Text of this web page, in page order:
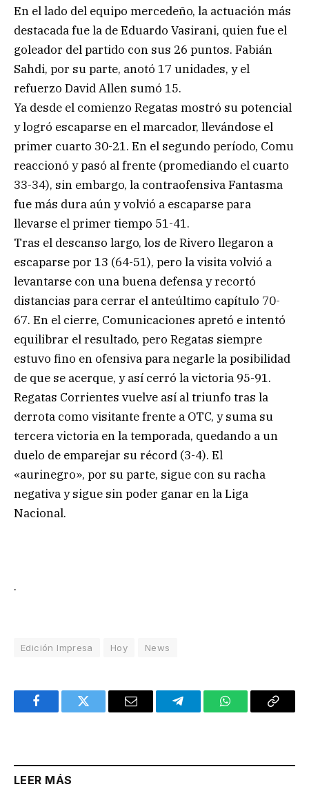
En el lado del equipo mercedeño, la actuación más
destacada fue la de Eduardo Vasirani, quien fue el
goleador del partido con sus 26 puntos. Fabián
Sahdi, por su parte, anotó 17 unidades, y el
refuerzo David Allen sumó 15.
Ya desde el comienzo Regatas mostró su potencial
y logró escaparse en el marcador, llevándose el
primer cuarto 30-21. En el segundo período, Comu
reaccionó y pasó al frente (promediando el cuarto
33-34), sin embargo, la contraofensiva Fantasma
fue más dura aún y volvió a escaparse para
llevarse el primer tiempo 51-41.
Tras el descanso largo, los de Rivero llegaron a
escaparse por 13 (64-51), pero la visita volvió a
levantarse con una buena defensa y recortó
distancias para cerrar el anteúltimo capítulo 70-
67. En el cierre, Comunicaciones apretó e intentó
equilibrar el resultado, pero Regatas siempre
estuvo fino en ofensiva para negarle la posibilidad
de que se acerque, y así cerró la victoria 95-91.
Regatas Corrientes vuelve así al triunfo tras la
derrota como visitante frente a OTC, y suma su
tercera victoria en la temporada, quedando a un
duelo de emparejar su récord (3-4). El
«aurinegro», por su parte, sigue con su racha
negativa y sigue sin poder ganar en la Liga
Nacional.
.
Edición Impresa Hoy News
FacebookTwitter Email TelegramWhatsAppCopy
LEER MÁS